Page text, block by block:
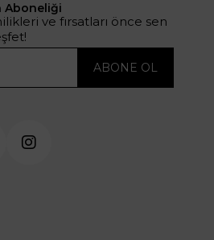
Aboneliği
ve fırsatları önce sen
ABONE OL